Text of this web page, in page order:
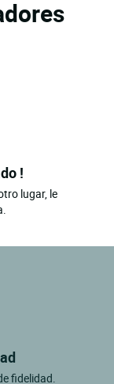
!
lugar, le
fidelidad.